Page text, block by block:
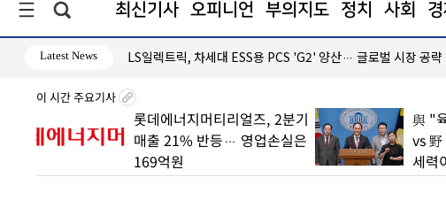
최신기사 오피니언 부의지도 정치 사회 경
Latest News
자 지속 LS일렉트릭, 차세대 ESS용 PCS 'G2' 양산… 글로벌 시장 공략
이 시간 주요기사
롯데에너지머티리얼즈, 2분기
매출 21% 반등… 영업손실은
169억원
與 "
vs 野
세력